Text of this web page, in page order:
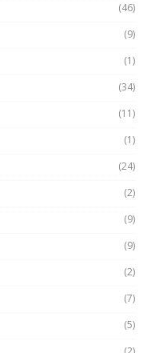
(46)
(9)
(1)
(34)
(11)
(1)
(24)
(2)
(9)
(9)
(2)
(7)
(5)